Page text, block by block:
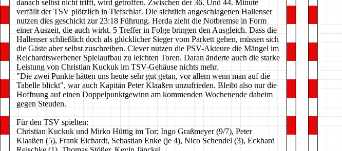
danach selbst nicht trifft, wird getroffen. Zwischen der 36. Und 44. Minute
verfällt der TSV plötzlich in Tiefschlaf. Die sichtlich angeschlagenen Hallenser
nutzen dies geschickt zur 23:18 Führung. Herda zieht die Notbremse in Form
einer Auszeit, die auch wirkt. 5 Treffer in Folge bringen den Ausgleich. Dass die
Hallenser schließlich doch als glücklicher Sieger vom Parkett gehen, müssen sich
die Gäste aber selbst zuschreiben. Clever nutzen die PSV-Akteure die Mängel im
Reichardtswerbener Spielaufbau zu leichten Toren. Daran änderte auch die starke
Leistung von Christian Kuckuk im TSV-Gehäuse nichts mehr.
"Die zwei Punkte hätten uns heute sehr gut getan, vor allem wenn man auf die
Tabelle blickt", war auch Kapitän Peter Klaaßen unzufrieden. Bleibt also nur die
Hoffnung auf einen Doppelpunktgewinn am kommenden Wochenende daheim
gegen Steuden.
Für den TSV spielten:
Christian Kuckuk und Mirko Hüttig im Tor; Ingo Graßmeyer (9/7), Peter
Klaaßen (5), Frank Eichardt, Sebastian Enke (je 4), Nico Schendel (3), Eckhard